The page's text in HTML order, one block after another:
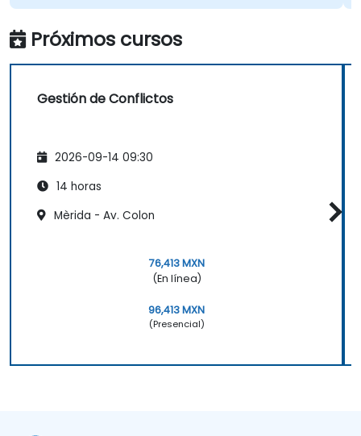
Próximos cursos
Gestión de Conflictos
2026-09-14 09:30
14 horas
Mèrida - Av. Colon
76,413 MXN
(En línea)
96,413 MXN
(Presencial)